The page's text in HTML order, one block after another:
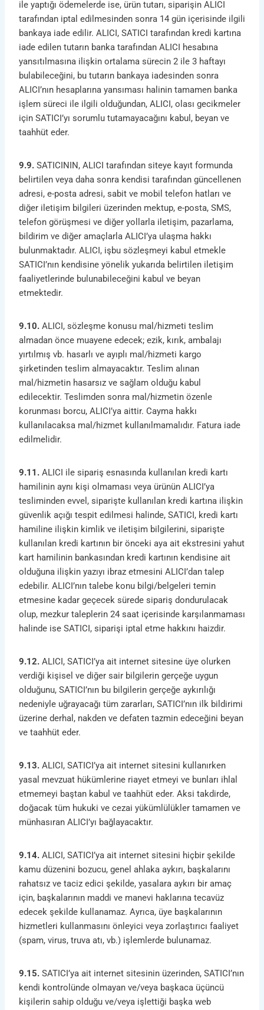
ile yaptığı ödemelerde ise, ürün tutarı, siparişin ALICI
tarafından iptal edilmesinden sonra 14 gün içerisinde ilgili
bankaya iade edilir. ALICI, SATICI tarafından kredi kartına
iade edilen tutarın banka tarafından ALICI hesabına
yansıtılmasına ilişkin ortalama sürecin 2 ile 3 haftayı
bulabileceğini, bu tutarın bankaya iadesinden sonra
ALICI’nın hesaplarına yansıması halinin tamamen banka
işlem süreci ile ilgili olduğundan, ALICI, olası gecikmeler
için SATICI’yı sorumlu tutamayacağını kabul, beyan ve
taahhüt eder.
9.9. SATICININ, ALICI tarafından siteye kayıt formunda
belirtilen veya daha sonra kendisi tarafından güncellenen
adresi, e-posta adresi, sabit ve mobil telefon hatları ve
diğer iletişim bilgileri üzerinden mektup, e-posta, SMS,
telefon görüşmesi ve diğer yollarla iletişim, pazarlama,
bildirim ve diğer amaçlarla ALICI’ya ulaşma hakkı
bulunmaktadır. ALICI, işbu sözleşmeyi kabul etmekle
SATICI’nın kendisine yönelik yukarıda belirtilen iletişim
faaliyetlerinde bulunabileceğini kabul ve beyan
etmektedir.
9.10. ALICI, sözleşme konusu mal/hizmeti teslim
almadan önce muayene edecek; ezik, kırık, ambalajı
yırtılmış vb. hasarlı ve ayıplı mal/hizmeti kargo
şirketinden teslim almayacaktır. Teslim alınan
mal/hizmetin hasarsız ve sağlam olduğu kabul
edilecektir. Teslimden sonra mal/hizmetin özenle
korunması borcu, ALICI’ya aittir. Cayma hakkı
kullanılacaksa mal/hizmet kullanılmamalıdır. Fatura iade
edilmelidir.
9.11. ALICI ile sipariş esnasında kullanılan kredi kartı
hamilinin aynı kişi olmaması veya ürünün ALICI’ya
tesliminden evvel, siparişte kullanılan kredi kartına ilişkin
güvenlik açığı tespit edilmesi halinde, SATICI, kredi kartı
hamiline ilişkin kimlik ve iletişim bilgilerini, siparişte
kullanılan kredi kartının bir önceki aya ait ekstresini yahut
kart hamilinin bankasından kredi kartının kendisine ait
olduğuna ilişkin yazıyı ibraz etmesini ALICI’dan talep
edebilir. ALICI’nın talebe konu bilgi/belgeleri temin
etmesine kadar geçecek sürede sipariş dondurulacak
olup, mezkur taleplerin 24 saat içerisinde karşılanmaması
halinde ise SATICI, siparişi iptal etme hakkını haizdir.
9.12. ALICI, SATICI’ya ait internet sitesine üye olurken
verdiği kişisel ve diğer sair bilgilerin gerçeğe uygun
olduğunu, SATICI’nın bu bilgilerin gerçeğe aykırılığı
nedeniyle uğrayacağı tüm zararları, SATICI’nın ilk bildirimi
üzerine derhal, nakden ve defaten tazmin edeceğini beyan
ve taahhüt eder.
9.13. ALICI, SATICI’ya ait internet sitesini kullanırken
yasal mevzuat hükümlerine riayet etmeyi ve bunları ihlal
etmemeyi baştan kabul ve taahhüt eder. Aksi takdirde,
doğacak tüm hukuki ve cezai yükümlülükler tamamen ve
münhasıran ALICI’yı bağlayacaktır.
9.14. ALICI, SATICI’ya ait internet sitesini hiçbir şekilde
kamu düzenini bozucu, genel ahlaka aykırı, başkalarını
rahatsız ve taciz edici şekilde, yasalara aykırı bir amaç
için, başkalarının maddi ve manevi haklarına tecavüz
edecek şekilde kullanamaz. Ayrıca, üye başkalarının
hizmetleri kullanmasını önleyici veya zorlaştırıcı faaliyet
(spam, virus, truva atı, vb.) işlemlerde bulunamaz.
9.15. SATICI’ya ait internet sitesinin üzerinden, SATICI’nın
kendi kontrolünde olmayan ve/veya başkaca üçüncü
kişilerin sahip olduğu ve/veya işlettiği başka web